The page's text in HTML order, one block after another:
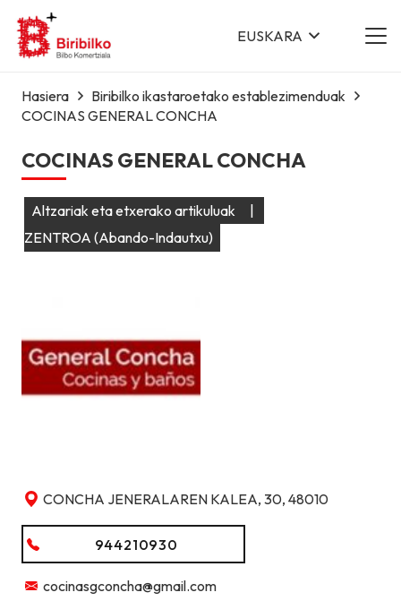
EUSKARA
Hasiera
Biribilko ikastaroetako establezimenduak
COCINAS GENERAL CONCHA
COCINAS GENERAL CONCHA
Altzariak eta etxerako artikuluak
|
ZENTROA (Abando-Indautxu)
CONCHA JENERALAREN KALEA, 30, 48010
944210930
cocinasgconcha@gmail.com